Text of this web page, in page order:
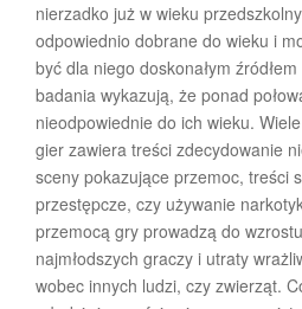
nierzadko już w wieku
odpowiednio dobrane do wieku i
być dla niego doskonałym
badania wykazują, że ponad
nieodpowiednie do ich wieku.
gier zawiera treści zdecydowanie
sceny pokazujące przemoc, treści
przestępcze, czy używanie
przemocą gry prowadzą do
najmłodszych graczy i utraty
wobec innych ludzi, czy zwierząt.